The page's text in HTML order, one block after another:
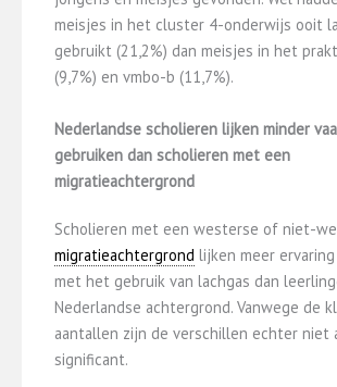
meisjes in het cluster 4-onderwijs ooit
gebruikt (21,2%) dan meisjes in het
(9,7%) en vmbo-b (11,7%).
Nederlandse scholieren lijken minder
gebruiken dan scholieren met een
migratieachtergrond
Scholieren met een westerse of niet-
migratieachtergrond lijken meer
met het gebruik van lachgas dan
Nederlandse achtergrond. Vanwege de
aantallen zijn de verschillen echter niet
significant.